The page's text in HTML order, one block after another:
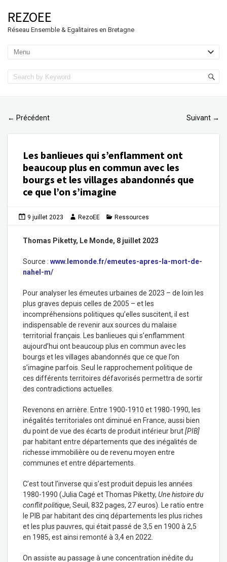
REZOEE
Réseau Ensemble & Egalitaires en Bretagne
← Précédent Suivant →
Les banlieues qui s’enflamment ont
beaucoup plus en commun avec les
bourgs et les villages abandonnés que
ce que l’on s’imagine
9 juillet 2023 RezoEE Ressources
Thomas Piketty, Le Monde, 8 juillet 2023
Source : www.lemonde.fr/emeutes-apres-la-mort-de-
nahel-m/
Pour analyser les émeutes urbaines de 2023 – de loin les
plus graves depuis celles de 2005 – et les
incompréhensions politiques qu’elles suscitent, il est
indispensable de revenir aux sources du malaise
territorial français. Les banlieues qui s’enflamment
aujourd’hui ont beaucoup plus en commun avec les
bourgs et les villages abandonnés que ce que l’on
s’imagine parfois. Seul le rapprochement politique de
ces différents territoires défavorisés permettra de sortir
des contradictions actuelles.
Revenons en arrière. Entre 1900-1910 et 1980-1990, les
inégalités territoriales ont diminué en France, aussi bien
du point de vue des écarts de produit intérieur brut[PIB]
par habitant entre départements que des inégalités de
richesse immobilière ou de revenu moyen entre
communes et entre départements.
C’est tout l’inverse qui s’est produit depuis les années
1980-1990 (Julia Cagé et Thomas Piketty, Une histoire du
conflit politique, Seuil, 832 pages, 27 euros). Le ratio entre
le PIB par habitant des cinq départements les plus riches
et les plus pauvres, qui était passé de 3,5 en 1900 à 2,5
en 1985, est ainsi remonté à 3,4 en 2022.
On assiste au passage à une concentration inédite du